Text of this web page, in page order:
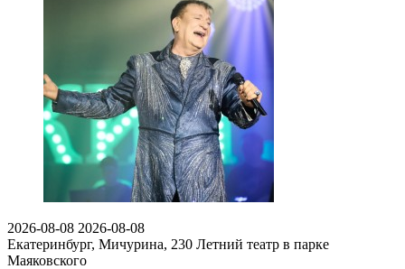
2026-08-08 2026-08-08
Екатеринбург, Мичурина, 230 Летний театр в парке
Маяковского